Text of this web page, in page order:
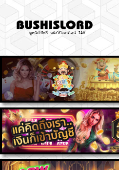
ดูหนังโป๊ฟรี หนังโป๊ออนไลน์ JAV